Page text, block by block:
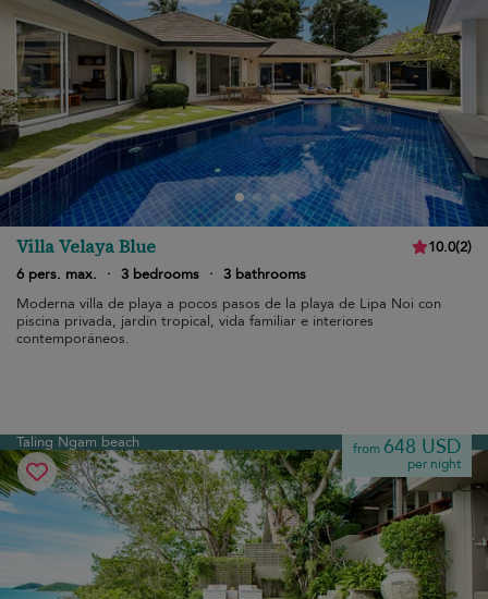
Villa Velaya Blue 10.0(2)
6 pers. max.
· 3 bedrooms · 3 bathrooms
Moderna villa de playa a pocos pasos de la playa de Lipa Noi con
piscina privada, jardín tropical, vida familiar e interiores
contemporáneos.
Taling Ngam beach from 648 USD
per night